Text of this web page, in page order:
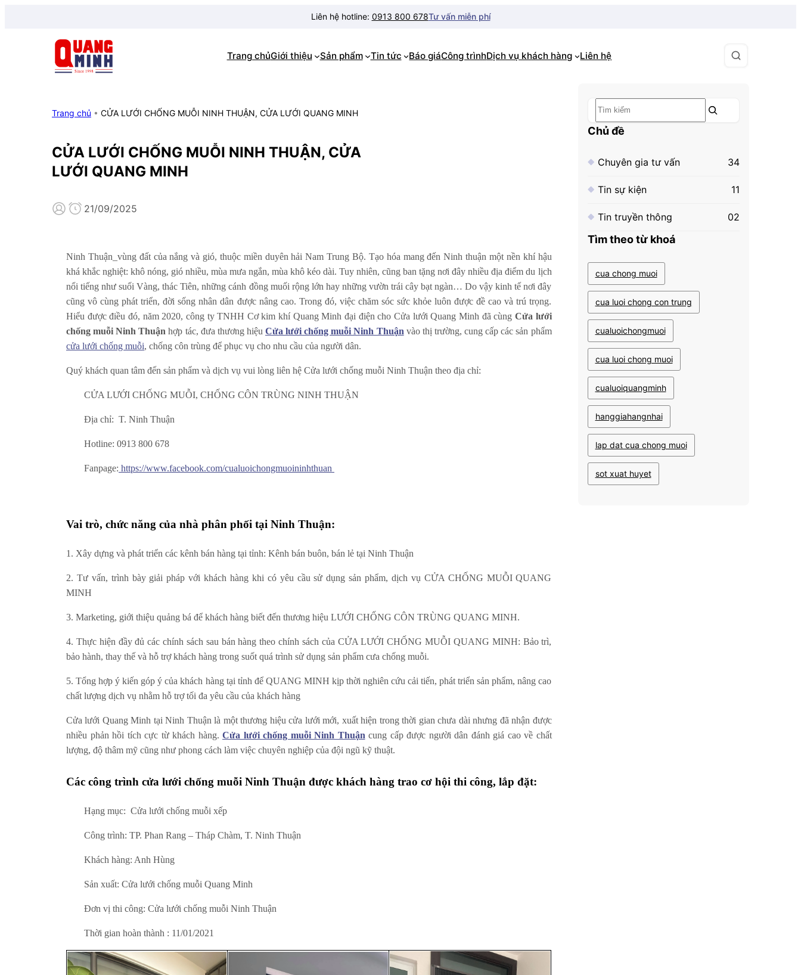
Liên hệ hotline: 0913 800 678Tư vấn miễn phí
Trang chủGiới thiệu Sản phẩm Tin tức Báo giáCông trìnhDịch vụ khách hàng Liên hệ
Trang chủ • CỬA LƯỚI CHỐNG MUỖI NINH THUẬN, CỬA LƯỚI QUANG MINH
CỬA LƯỚI CHỐNG MUỖI NINH THUẬN, CỬA
LƯỚI QUANG MINH
21/09/2025
Ninh Thuận_vùng đất của nắng và gió, thuộc miền duyên hải Nam Trung Bộ. Tạo hóa mang đến Ninh thuận một nền khí hậu
khá khắc nghiệt: khô nóng, gió nhiều, mùa mưa ngắn, mùa khô kéo dài. Tuy nhiên, cũng ban tặng nơi đây nhiều địa điểm du lịch
nổi tiếng như suối Vàng, thác Tiên, những cánh đồng muối rộng lớn hay những vườn trái cây bạt ngàn… Do vậy kinh tế nơi đây
cũng vô cùng phát triển, đời sống nhân dân được nâng cao. Trong đó, việc chăm sóc sức khỏe luôn được đề cao và trú trọng.
Hiểu được điều đó, năm 2020, công ty TNHH Cơ kim khí Quang Minh đại điện cho Cửa lưới Quang Minh đã cùng Cửa lưới
chống muỗi Ninh Thuận hợp tác, đưa thương hiệuCửa lưới chống muỗi Ninh Thuận vào thị trường, cung cấp các sản phẩm
cửa lưới chống muỗi, chống côn trùng để phục vụ cho nhu cầu của người dân.
Quý khách quan tâm đến sản phẩm và dịch vụ vui lòng liên hệ Cửa lưới chống muỗi Ninh Thuận theo địa chỉ:
CỬA LƯỚI CHỐNG MUỖI, CHỐNG CÔN TRÙNG NINH THUẬN
Địa chỉ: T. Ninh Thuận
Hotline: 0913 800 678
Fanpage: https://www.facebook.com/cualuoichongmuoininhthuan
Vai trò, chức năng của nhà phân phối tại Ninh Thuận:
1. Xây dựng và phát triển các kênh bán hàng tại tỉnh: Kênh bán buôn, bán lẻ tại Ninh Thuận
2. Tư vấn, trình bày giải pháp với khách hàng khi có yêu cầu sử dụng sản phẩm, dịch vụ CỬA CHỐNG MUỖI QUANG
MINH
3. Marketing, giới thiệu quảng bá để khách hàng biết đến thương hiệu LƯỚI CHỐNG CÔN TRÙNG QUANG MINH.
4. Thực hiện đầy đủ các chính sách sau bán hàng theo chính sách của CỬA LƯỚI CHỐNG MUỖI QUANG MINH: Bảo trì,
bảo hành, thay thế và hỗ trợ khách hàng trong suốt quá trình sử dụng sản phẩm cưa chống muỗi.
5. Tổng hợp ý kiến góp ý của khách hàng tại tỉnh để QUANG MINH kịp thời nghiên cứu cải tiến, phát triển sản phẩm, nâng cao
chất lượng dịch vụ nhằm hỗ trợ tối đa yêu cầu của khách hàng
Cửa lưới Quang Minh tại Ninh Thuận là một thương hiệu cửa lưới mới, xuất hiện trong thời gian chưa dài nhưng đã nhận được
nhiều phản hồi tích cực từ khách hàng. Cửa lưới chống muỗi Ninh Thuận cung cấp được người dân đánh giá cao về chất
lượng, độ thâm mỹ cũng như phong cách làm việc chuyên nghiệp của đội ngũ kỹ thuật.
Các công trình cửa lưới chống muỗi Ninh Thuận được khách hàng trao cơ hội thi công, lắp đặt:
Hạng mục: Cửa lưới chống muỗi xếp
Công trình: TP. Phan Rang – Tháp Chàm, T. Ninh Thuận
Khách hàng: Anh Hùng
Sản xuất: Cửa lưới chống muỗi Quang Minh
Đơn vị thi công: Cửa lưới chống muỗi Ninh Thuận
Thời gian hoàn thành : 11/01/2021
Tìm
kiếm
Chủ đề
Chuyên gia tư vấn 34
Tin sự kiện 11
Tin truyền thông 02
Tìm theo từ khoá
cua chong muoi
cua luoi chong con trung
cualuoichongmuoi
cua luoi chong muoi
cualuoiquangminh
hanggiahangnhai
lap dat cua chong muoi
sot xuat huyet